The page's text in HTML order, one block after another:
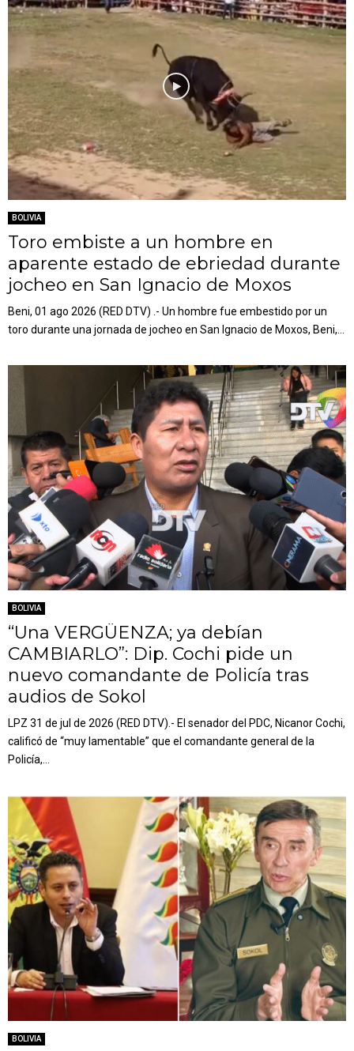
BOLIVIA
Toro embiste a un hombre en
aparente estado de ebriedad durante
jocheo en San Ignacio de Moxos
Beni, 01 ago 2026 (RED DTV) .- Un hombre fue embestido por un
toro durante una jornada de jocheo en San Ignacio de Moxos, Beni,...
BOLIVIA
“Una VERGÜENZA; ya debían
CAMBIARLO”: Dip. Cochi pide un
nuevo comandante de Policía tras
audios de Sokol
LPZ 31 de jul de 2026 (RED DTV).- El senador del PDC, Nicanor Cochi,
calificó de “muy lamentable” que el comandante general de la
Policía,...
BOLIVIA